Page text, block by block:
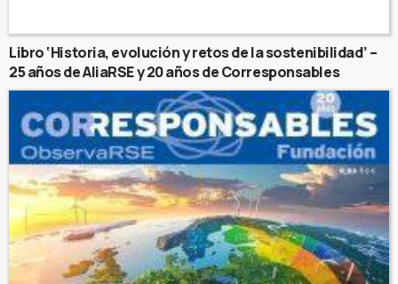
Libro ‘Historia, evolución y retos de la sostenibilidad’ –
25 años de AliaRSE y 20 años de Corresponsables